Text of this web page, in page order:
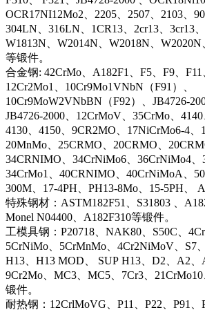
OCR17NI12Mo2、2205、2507、2103、
304LN、316LN、1CR13、2cr13、3cr13、
W1813N、W2014N、W2018N、W2020N
等锻件。
合金钢: 42CrMo、A182F1、F5、F9、F11
12Cr2Mo1、10Cr9Mo1VNbN（F91）、
10Cr9MoW2VNbBN（F92）、JB4726-
JB4726-2000、12CrMoV、35CrMo、4140
4130、4150、9CR2MO、17NiCrMo6-4、
20MnMo、25CRMO、20CRMO、
34CRNIMO、34CrNiMo6、36CrNiMo4、
34CrMo1、40CRNIMO、40CrNiMoA、
300M、17-4PH、PH13-8Mo、15-5PH、
特殊钢材：ASTM182F51、S31803 、
Monel N04400、A182F310等锻件。
工模具钢：P20718、NAK80、S50C、
5CrNiMo、5CrMnMo、4Cr2NiMoV、S7
H13、H13 MOD、 SUP H13、D2、A2、
9Cr2Mo、MC3、MC5、7Cr3、
锻件。
耐热钢：12CrlMoVG、P11、P22、P91、